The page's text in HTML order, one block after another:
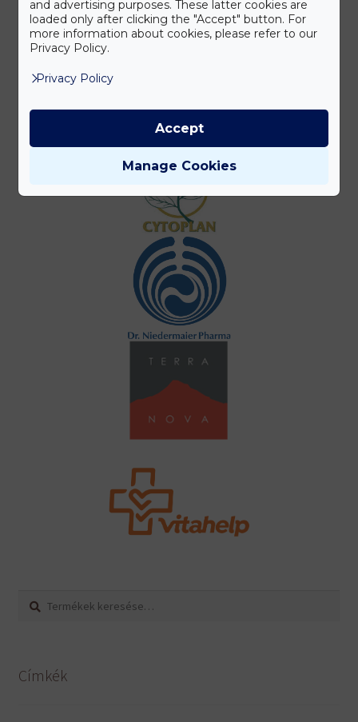
Keresés
Keresés
Címkék
and advertising purposes. These latter cookies are
loaded only after clicking the "Accept" button. For
more information about cookies, please refer to our
Privacy Policy.
Privacy Policy
Manage Cookies
Accept